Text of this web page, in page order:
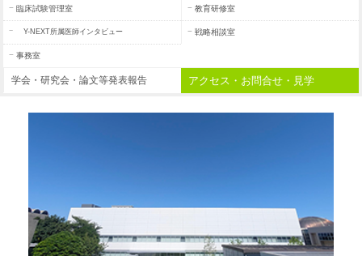
臨床試験管理室 教育研修室
Y-NEXT所属医師インタビュー 戦略相談室
事務室
学会・研究会・論文等発表報告 アクセス・お問合せ・見学